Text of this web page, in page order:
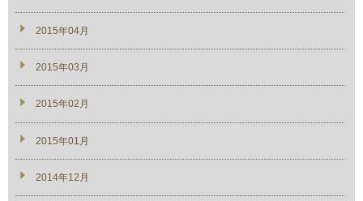
2015年04月
2015年03月
2015年02月
2015年01月
2014年12月